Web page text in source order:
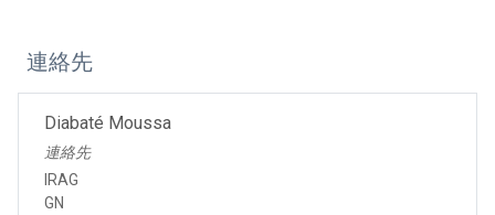
連絡先
Diabaté Moussa
連絡先
IRAG
GN